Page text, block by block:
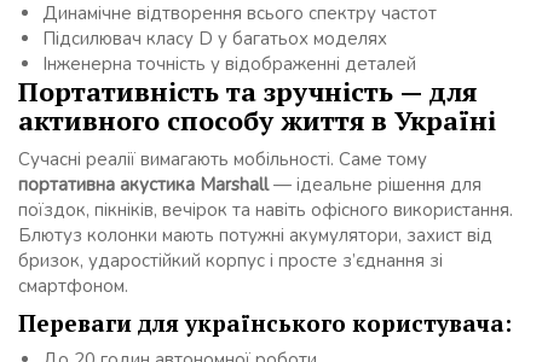
Динамічне відтворення всього спектру частот
Підсилювач класу D у багатьох моделях
Інженерна точність у відображенні деталей
Портативність та зручність — для
активного способу життя в Україні
Сучасні реалії вимагають мобільності. Саме тому
портативна акустика Marshall— ідеальне рішення для
поїздок, пікніків, вечірок та навіть офісного використання.
Блютуз колонки мають потужні акумулятори, захист від
бризок, ударостійкий корпус і просте з’єднання зі
смартфоном.
Переваги для українського користувача: